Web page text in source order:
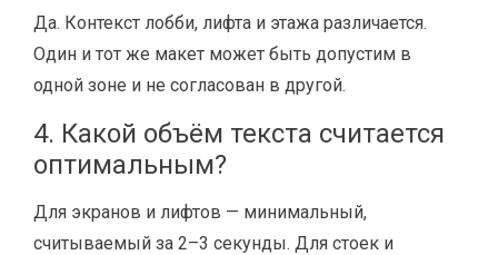
Да. Контекст лобби, лифта и этажа различается.
Один и тот же макет может быть допустим в
одной зоне и не согласован в другой.
4. Какой объём текста считается
оптимальным?
Для экранов и лифтов — минимальный,
считываемый за 2–3 секунды. Для стоек и